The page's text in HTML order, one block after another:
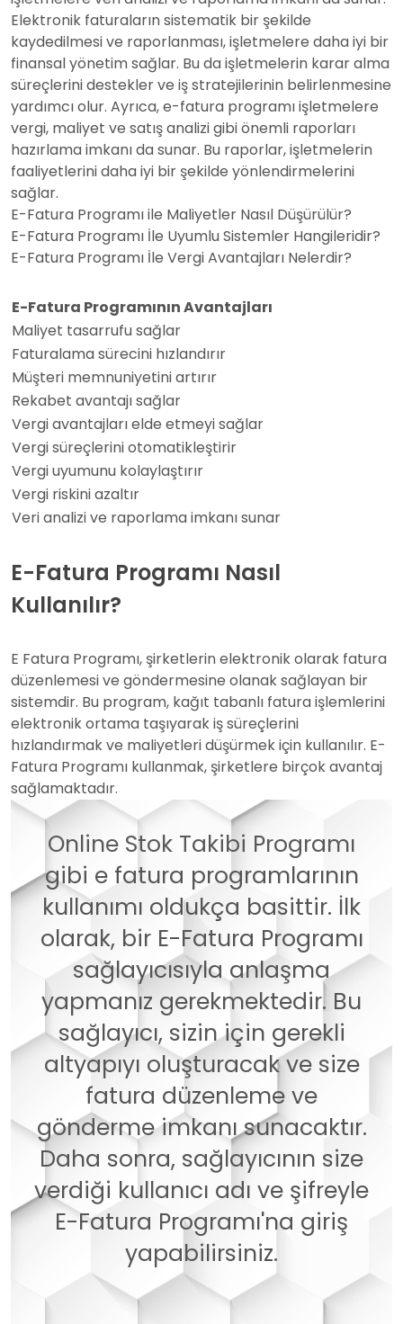
Elektronik faturaların sistematik bir şekilde
kaydedilmesi ve raporlanması, işletmelere daha iyi bir
finansal yönetim sağlar. Bu da işletmelerin karar alma
süreçlerini destekler ve iş stratejilerinin belirlenmesine
yardımcı olur. Ayrıca, e-fatura programı işletmelere
vergi, maliyet ve satış analizi gibi önemli raporları
hazırlama imkanı da sunar. Bu raporlar, işletmelerin
faaliyetlerini daha iyi bir şekilde yönlendirmelerini
sağlar.
E-Fatura Programı ile Maliyetler Nasıl Düşürülür?
E-Fatura Programı İle Uyumlu Sistemler Hangileridir?
E-Fatura Programı İle Vergi Avantajları Nelerdir?
E-Fatura Programının Avantajları
Maliyet tasarrufu sağlar
Faturalama sürecini hızlandırır
Müşteri memnuniyetini artırır
Rekabet avantajı sağlar
Vergi avantajları elde etmeyi sağlar
Vergi süreçlerini otomatikleştirir
Vergi uyumunu kolaylaştırır
Vergi riskini azaltır
Veri analizi ve raporlama imkanı sunar
E-Fatura Programı Nasıl
Kullanılır?
E Fatura Programı, şirketlerin elektronik olarak fatura
düzenlemesi ve göndermesine olanak sağlayan bir
sistemdir. Bu program, kağıt tabanlı fatura işlemlerini
elektronik ortama taşıyarak iş süreçlerini
hızlandırmak ve maliyetleri düşürmek için kullanılır. E-
Fatura Programı kullanmak, şirketlere birçok avantaj
sağlamaktadır.
Online Stok Takibi Programı
gibi e fatura programlarının
kullanımı oldukça basittir. İlk
olarak, bir E-Fatura Programı
sağlayıcısıyla anlaşma
yapmanız gerekmektedir. Bu
sağlayıcı, sizin için gerekli
altyapıyı oluşturacak ve size
fatura düzenleme ve
gönderme imkanı sunacaktır.
Daha sonra, sağlayıcının size
verdiği kullanıcı adı ve şifreyle
E-Fatura Programı'na giriş
yapabilirsiniz.